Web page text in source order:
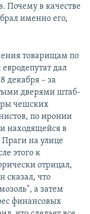
Почему в качестве
именно его,
товарищам по
дал
декабря – за
дверями штаб-
чешских
по иронии
находящейся в
Праги на улице
этого к
отрицал,
сказал, что
а затем
финансовых